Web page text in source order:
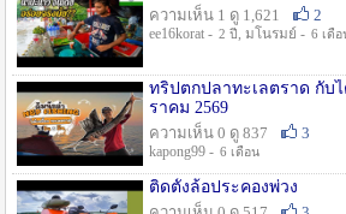
ความเห็น 1 ดู 1,621
2
ee16korat - 2 ปี , มโนรมย์ - 6 เดือ
ทริปตกปลาทะเลตราด กับไ
ราคม 2569
ความเห็น 0 ดู 837
3
kapong99 - 6 เดือน
ติดตั้งล้อประคองพ่วง